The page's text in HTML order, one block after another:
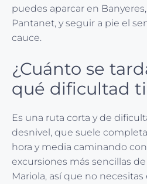
puedes aparcar en
Pantanet, y seguir a pie el
cauce.
¿Cuánto se
qué dificultad
Es una ruta corta y de
desnivel, que suele
hora y media caminando
excursiones más sencillas
Mariola, así que no